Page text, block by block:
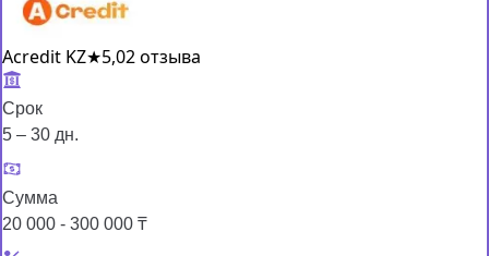
Acredit KZ★5,02 отзыва
Срок
5 – 30 дн.
Сумма
20 000 - 300 000 ₸